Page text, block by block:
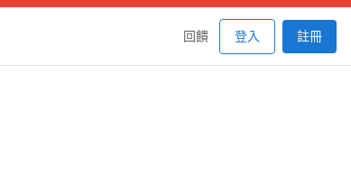
回饋 登入 註冊